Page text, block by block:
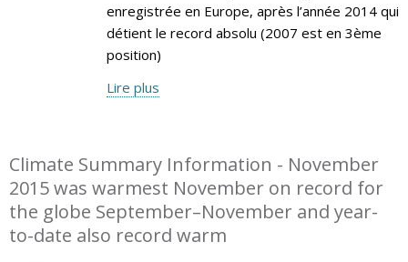
enregistrée en Europe, après l’année 2014 qui
détient le record absolu (2007 est en 3ème
position)
Lire plus
Climate Summary Information - November
2015 was warmest November on record for
the globe September–November and year-
to-date also record warm